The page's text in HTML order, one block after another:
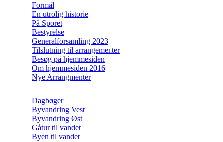
Formål
En utrolig historie
På Sporet
Bestyrelse
Generalforsamling 2023
Tilslutning til arrangementer
Besøg på hjemmesiden
Om hjemmesiden 2016
Nye Arrangmenter
Dagbøger
Byvandring Vest
Byvandring Øst
Gåtur til vandet
Byen til vandet